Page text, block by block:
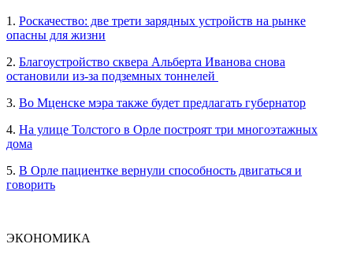
1. Роскачество: две трети зарядных устройств на рынке
опасны для жизни
2. Благоустройство сквера Альберта Иванова снова
остановили из-за подземных тоннелей
3. Во Мценске мэра также будет предлагать губернатор
4. На улице Толстого в Орле построят три многоэтажных
дома
5. В Орле пациентке вернули способность двигаться и
говорить
ЭКОНОМИКА